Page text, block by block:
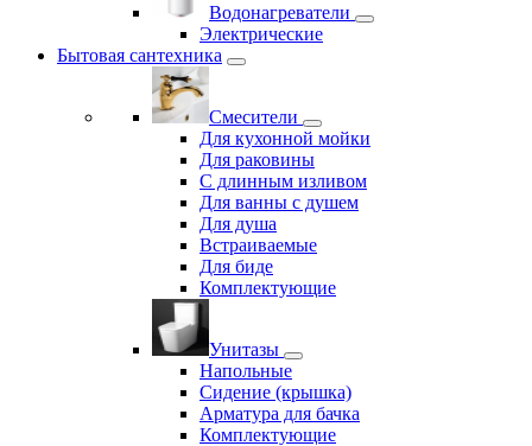
Водонагреватели
Электрические
Бытовая сантехника
Смесители
Для кухонной мойки
Для раковины
С длинным изливом
Для ванны с душем
Для душа
Встраиваемые
Для биде
Комплектующие
Унитазы
Напольные
Сидение (крышка)
Арматура для бачка
Комплектующие